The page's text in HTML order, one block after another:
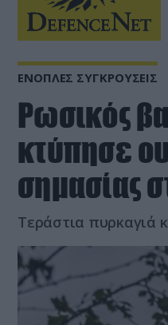
ΕΝΟΠΛΕΣ ΣΥΓΚΡΟΥΣΕΙΣ
Ρωσικός
κτύπησε
σημασίας
Τεράστια πυρκαγιά